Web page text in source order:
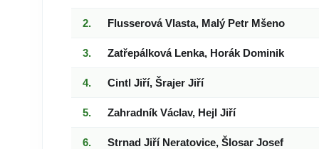
Flusserová Vlasta, Malý Petr Mšeno
Zatřepálková Lenka, Horák Dominik
Cintl Jiří, Šrajer Jiří
Zahradník Václav, Hejl Jiří
Strnad Jiří Neratovice, Šlosar Josef